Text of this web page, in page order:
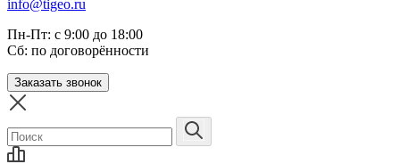
info@tigeo.ru
Пн-Пт: с 9:00 до 18:00
Сб: по договорённости
Заказать звонок